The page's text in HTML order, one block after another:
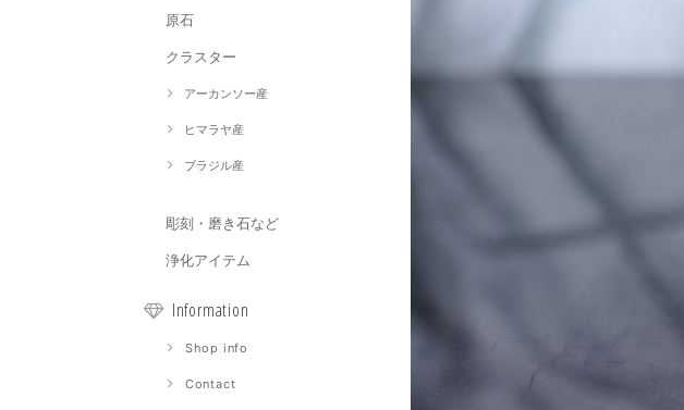
原石
クラスター
アーカンソー産
ヒマラヤ産
ブラジル産
彫刻・磨き石など
浄化アイテム
Information
Shop info
Contact